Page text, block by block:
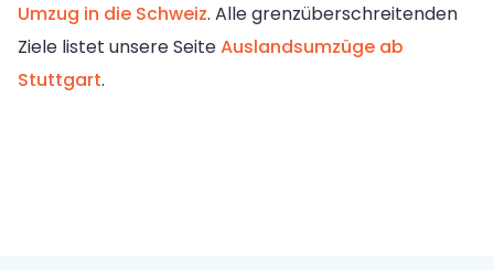
Umzug in die Schweiz. Alle grenzüberschreitenden
Ziele listet unsere SeiteAuslandsumzüge ab
Stuttgart.